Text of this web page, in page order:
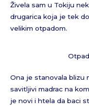
Živela sam u Tokiju
drugarica koja je tek
velikim otpadom.
Ona je stanovala blizu
savitljivi madrac na
je novi i htela da baci